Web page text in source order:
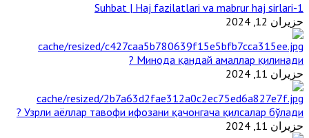
1-Suhbat | Haj fazilatlari va mabrur haj sirlari
حزيران 12, 2024
Минода қандай амаллар қилинади ?
حزيران 11, 2024
Узрли аёллар тавофи ифозани қачонгача қилсалар бўлади ?
حزيران 11, 2024